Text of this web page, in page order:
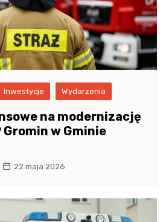
Inwestycje Wydarzenia
na modernizację
w Gminie
22 maja 2026